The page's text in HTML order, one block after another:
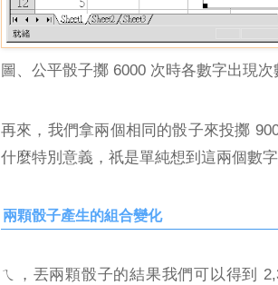
圖、公平骰子擲 6000 次時各數字出現次
再來，我們拿兩個相同的骰子來投擲
什麼特別意義，祇是單純想到這兩個數
兩顆骰子產生的組合變化
ㄟ，丟兩顆骰子的結果我們可以得到